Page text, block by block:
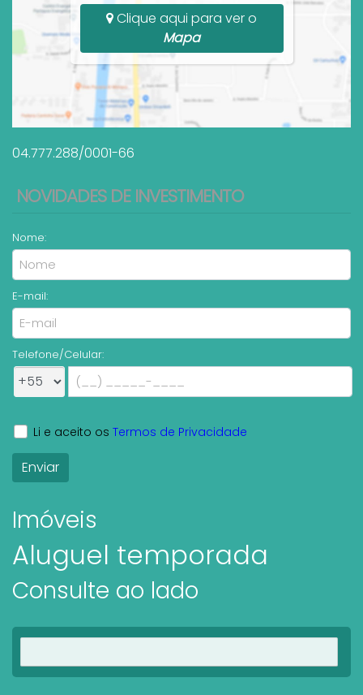
Clique aqui para ver o
Mapa
04.777.288/0001-66
NOVIDADES DE INVESTIMENTO
Nome:
E-mail:
Telefone/Celular:
Li e aceito os Termos de Privacidade
Imóveis
Aluguel temporada
Consulte ao lado